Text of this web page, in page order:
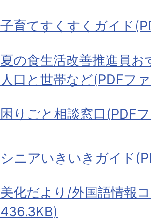
子育てすくすくガイド
夏の食生活改善推進員
人口と世帯など(PDFフ
困りごと相談窓口(PDF
シニアいきいきガイド
美化だより/外国語情報
436.3KB)